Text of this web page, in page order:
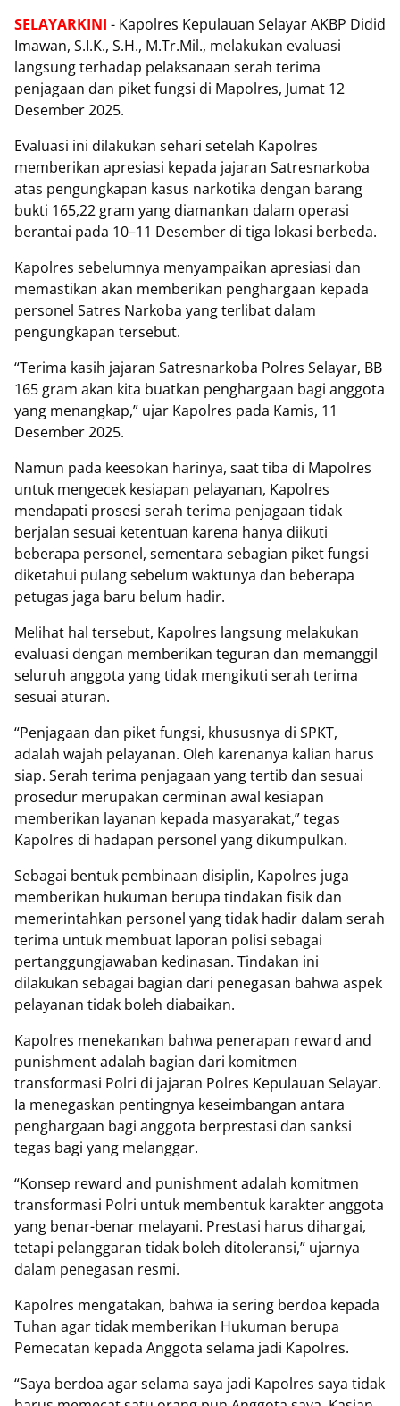
SELAYARKINI - Kapolres Kepulauan Selayar AKBP Didid
Imawan, S.I.K., S.H., M.Tr.Mil., melakukan evaluasi
langsung terhadap pelaksanaan serah terima
penjagaan dan piket fungsi di Mapolres, Jumat 12
Desember 2025.
Evaluasi ini dilakukan sehari setelah Kapolres
memberikan apresiasi kepada jajaran Satresnarkoba
atas pengungkapan kasus narkotika dengan barang
bukti 165,22 gram yang diamankan dalam operasi
berantai pada 10–11 Desember di tiga lokasi berbeda.
Kapolres sebelumnya menyampaikan apresiasi dan
memastikan akan memberikan penghargaan kepada
personel Satres Narkoba yang terlibat dalam
pengungkapan tersebut.
“Terima kasih jajaran Satresnarkoba Polres Selayar, BB
165 gram akan kita buatkan penghargaan bagi anggota
yang menangkap,” ujar Kapolres pada Kamis, 11
Desember 2025.
Namun pada keesokan harinya, saat tiba di Mapolres
untuk mengecek kesiapan pelayanan, Kapolres
mendapati prosesi serah terima penjagaan tidak
berjalan sesuai ketentuan karena hanya diikuti
beberapa personel, sementara sebagian piket fungsi
diketahui pulang sebelum waktunya dan beberapa
petugas jaga baru belum hadir.
Melihat hal tersebut, Kapolres langsung melakukan
evaluasi dengan memberikan teguran dan memanggil
seluruh anggota yang tidak mengikuti serah terima
sesuai aturan.
“Penjagaan dan piket fungsi, khususnya di SPKT,
adalah wajah pelayanan. Oleh karenanya kalian harus
siap. Serah terima penjagaan yang tertib dan sesuai
prosedur merupakan cerminan awal kesiapan
memberikan layanan kepada masyarakat,” tegas
Kapolres di hadapan personel yang dikumpulkan.
Sebagai bentuk pembinaan disiplin, Kapolres juga
memberikan hukuman berupa tindakan fisik dan
memerintahkan personel yang tidak hadir dalam serah
terima untuk membuat laporan polisi sebagai
pertanggungjawaban kedinasan. Tindakan ini
dilakukan sebagai bagian dari penegasan bahwa aspek
pelayanan tidak boleh diabaikan.
Kapolres menekankan bahwa penerapan reward and
punishment adalah bagian dari komitmen
transformasi Polri di jajaran Polres Kepulauan Selayar.
Ia menegaskan pentingnya keseimbangan antara
penghargaan bagi anggota berprestasi dan sanksi
tegas bagi yang melanggar.
“Konsep reward and punishment adalah komitmen
transformasi Polri untuk membentuk karakter anggota
yang benar-benar melayani. Prestasi harus dihargai,
tetapi pelanggaran tidak boleh ditoleransi,” ujarnya
dalam penegasan resmi.
Kapolres mengatakan, bahwa ia sering berdoa kepada
Tuhan agar tidak memberikan Hukuman berupa
Pemecatan kepada Anggota selama jadi Kapolres.
“Saya berdoa agar selama saya jadi Kapolres saya tidak